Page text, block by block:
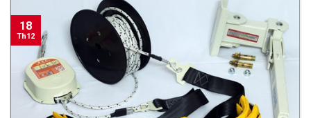
18
Th12